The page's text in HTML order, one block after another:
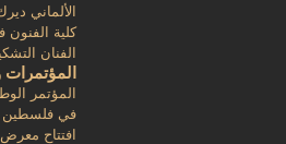
الألماني
كلية
الفنان
المؤتمر
في فلسطين
افتتاح